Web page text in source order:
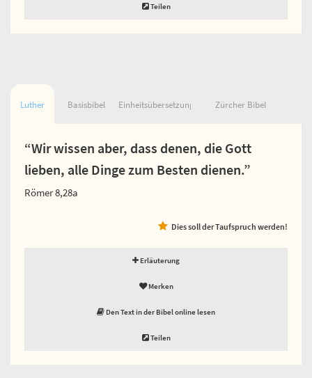
Teilen
Luther Basisbibel Einheitsübersetzung Zürcher Bibel
“Wir wissen aber, dass denen, die Gott
lieben, alle Dinge zum Besten dienen.”
Römer 8,28a
Dies soll der Taufspruch werden!
Erläuterung
Merken
Den Text in der Bibel online lesen
Teilen